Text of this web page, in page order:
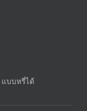
แบบหรี่ได้